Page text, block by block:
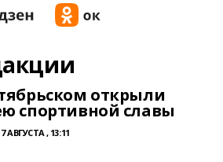
открыли
спортивной славы
7 АВГУСТА , 13:11